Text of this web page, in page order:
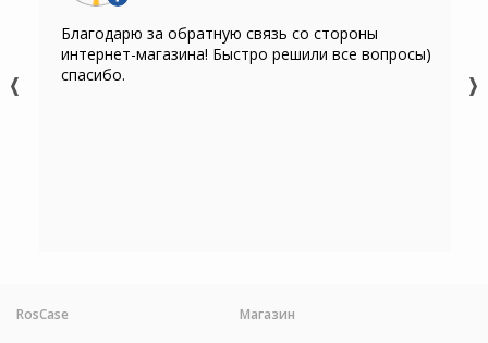
Благодарю за обратную связь со стороны
интернет-магазина! Быстро решили все вопросы)
спасибо.
RosCase Магазин